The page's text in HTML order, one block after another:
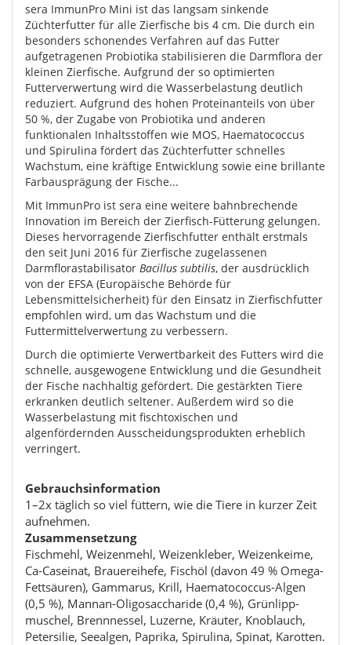
sera ImmunPro Mini ist das langsam sinkende
Züchterfutter für alle Zierfische bis 4 cm. Die durch ein
besonders schonendes Verfahren auf das Futter
aufgetragenen Probiotika stabilisieren die Darmflora der
kleinen Zierfische. Aufgrund der so optimierten
Futterverwertung wird die Wasserbelastung deutlich
reduziert. Aufgrund des hohen Proteinanteils von über
50 %, der Zugabe von Probiotika und anderen
funktionalen Inhaltsstoffen wie MOS, Haematococcus
und Spirulina fördert das Züchterfutter schnelles
Wachstum, eine kräftige Entwicklung sowie eine brillante
Farbausprägung der Fische...
Mit ImmunPro ist sera eine weitere bahnbrechende
Innovation im Bereich der Zierfisch-Fütterung gelungen.
Dieses hervorragende Zierfischfutter enthält erstmals
den seit Juni 2016 für Zierfische zugelassenen
Darmflorastabilisator Bacillus subtilis, der ausdrücklich
von der EFSA (Europäische Behörde für
Lebensmittelsicherheit) für den Einsatz in Zierfischfutter
empfohlen wird, um das Wachstum und die
Futtermittelverwertung zu verbessern.
Durch die optimierte Verwertbarkeit des Futters wird die
schnelle, ausgewogene Entwicklung und die Gesundheit
der Fische nachhaltig gefördert. Die gestärkten Tiere
erkranken deutlich seltener. Außerdem wird so die
Wasserbelastung mit fischtoxischen und
algenfördernden Ausscheidungsprodukten erheblich
verringert.
Gebrauchsinformation
1–2x täglich so viel füttern, wie die Tiere in kurzer Zeit
aufnehmen.
Zusammensetzung
Fischmehl, Weizenmehl, Weizenkleber, Weizenkeime,
Ca-Caseinat, Brauereihefe, Fischöl (davon 49 % Omega-
Fettsäuren), Gammarus, Krill, Haematococcus-Algen
(0,5 %), Mannan-Oligosaccharide (0,4 %), Grün­lipp­
muschel, Brennnessel, Luzerne, Kräuter, Knoblauch,
Petersilie, Seealgen, Paprika, Spirulina, Spinat, Karotten.